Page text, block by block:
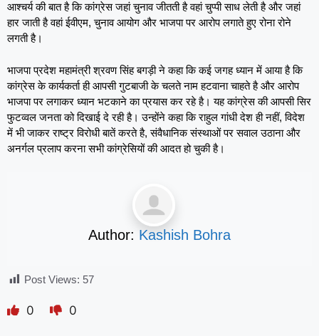
आश्चर्य की बात है कि कांग्रेस जहां चुनाव जीतती है वहां चुप्पी साध लेती है और जहां
हार जाती है वहां ईवीएम, चुनाव आयोग और भाजपा पर आरोप लगाते हुए रोना रोने
लगती है।
भाजपा प्रदेश महामंत्री श्रवण सिंह बगड़ी ने कहा कि कई जगह ध्यान में आया है कि
कांग्रेस के कार्यकर्ता ही आपसी गुटबाजी के चलते नाम हटवाना चाहते है और आरोप
भाजपा पर लगाकर ध्यान भटकाने का प्रयास कर रहे है। यह कांग्रेस की आपसी सिर
फुटव्वल जनता को दिखाई दे रही है। उन्होंने कहा कि राहुल गांधी देश ही नहीं, विदेश
में भी जाकर राष्ट्र विरोधी बातें करते है, संवैधानिक संस्थाओं पर सवाल उठाना और
अनर्गल प्रलाप करना सभी कांग्रेसियों की आदत हो चुकी है।
Author: Kashish Bohra
Post Views: 57
0 0